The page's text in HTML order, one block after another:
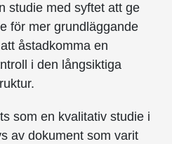
studie med syftet att ge
för mer grundläggande
åstadkomma en
i den långsiktiga
som en kvalitativ studie i
av dokument som varit